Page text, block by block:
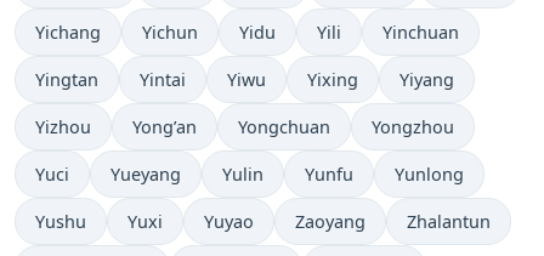
Yichang Yichun Yidu Yili Yinchuan
Yingtan Yintai Yiwu Yixing Yiyang
Yizhou Yong’an Yongchuan Yongzhou
Yuci Yueyang Yulin Yunfu Yunlong
Yushu Yuxi Yuyao Zaoyang Zhalantun